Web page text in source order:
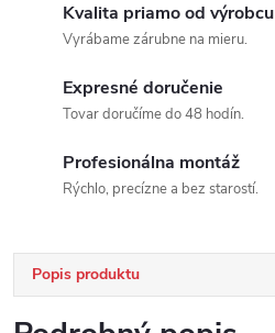
Kvalita priamo od výrobcu
Vyrábame zárubne na mieru.
Expresné doručenie
Tovar doručíme do 48 hodín.
Profesionálna montáž
Rýchlo, precízne a bez starostí.
Popis produktu